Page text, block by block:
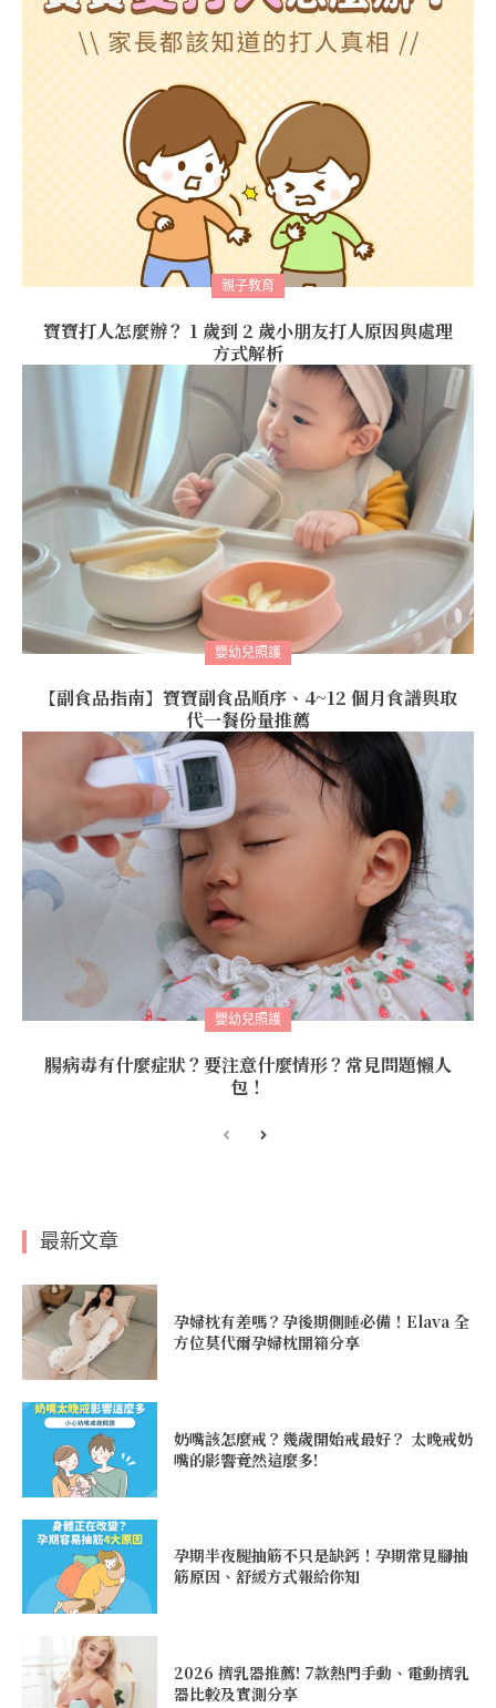
親子教育
寶寶打人怎麼辦？ 1 歲到 2 歲小朋友打人原因與處理
方式解析
嬰幼兒照護
【副食品指南】寶寶副食品順序、4~12 個月食譜與取
代一餐份量推薦
嬰幼兒照護
腸病毒有什麼症狀？要注意什麼情形？常見問題懶人
包！
最新文章
孕婦枕有差嗎？孕後期側睡必備！Elava 全
方位莫代爾孕婦枕開箱分享
奶嘴該怎麼戒？幾歲開始戒最好？ 太晚戒奶
嘴的影響竟然這麼多!
孕期半夜腿抽筋不只是缺鈣！孕期常見腳抽
筋原因、舒緩方式報給你知
2026 擠乳器推薦! 7款熱門手動、電動擠乳
器比較及實測分享